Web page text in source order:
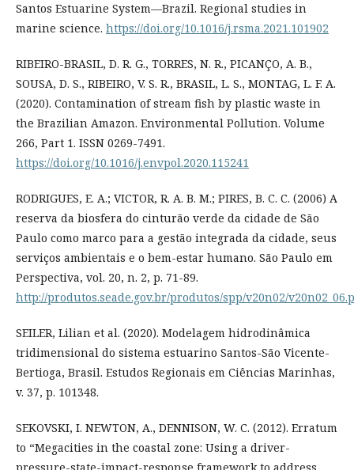
Santos Estuarine System—Brazil. Regional studies in
marine science. https://doi.org/10.1016/j.rsma.2021.101902
RIBEIRO-BRASIL, D. R. G., TORRES, N. R., PICANÇO, A. B.,
SOUSA, D. S., RIBEIRO, V. S. R., BRASIL, L. S., MONTAG, L. F. A.
(2020). Contamination of stream fish by plastic waste in
the Brazilian Amazon. Environmental Pollution. Volume
266, Part 1. ISSN 0269-7491.
https://doi.org/10.1016/j.envpol.2020.115241
RODRIGUES, E. A.; VICTOR, R. A. B. M.; PIRES, B. C. C. (2006) A
reserva da biosfera do cinturão verde da cidade de São
Paulo como marco para a gestão integrada da cidade, seus
serviços ambientais e o bem-estar humano. São Paulo em
Perspectiva, vol. 20, n. 2, p. 71-89.
http://produtos.seade.gov.br/produtos/spp/v20n02/
SEILER, Lilian et al. (2020). Modelagem hidrodinâmica
tridimensional do sistema estuarino Santos-São Vicente-
Bertioga, Brasil. Estudos Regionais em Ciências Marinhas,
v. 37, p. 101348.
SEKOVSKI, I. NEWTON, A., DENNISON, W. C. (2012). Erratum
to “Megacities in the coastal zone: Using a driver-